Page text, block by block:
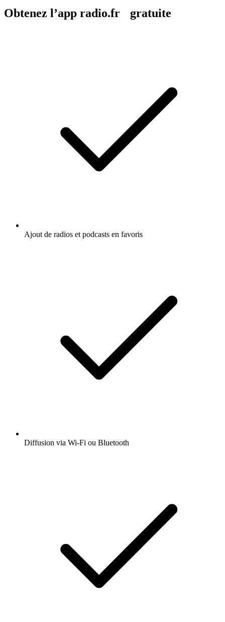
Obtenez l’app radio.fr gratuite
Ajout de radios et podcasts en favoris
Diffusion via Wi-Fi ou Bluetooth